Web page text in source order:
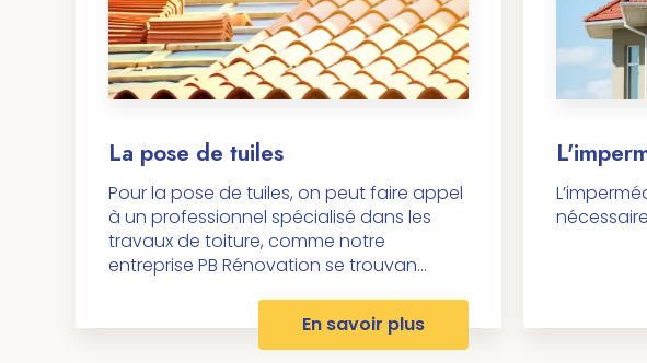
La pose de tuiles
Pour la pose de tuiles, on peut faire appel
à un professionnel spécialisé dans les
travaux de toiture, comme notre
entreprise PB Rénovation se trouvan...
En savoir plus